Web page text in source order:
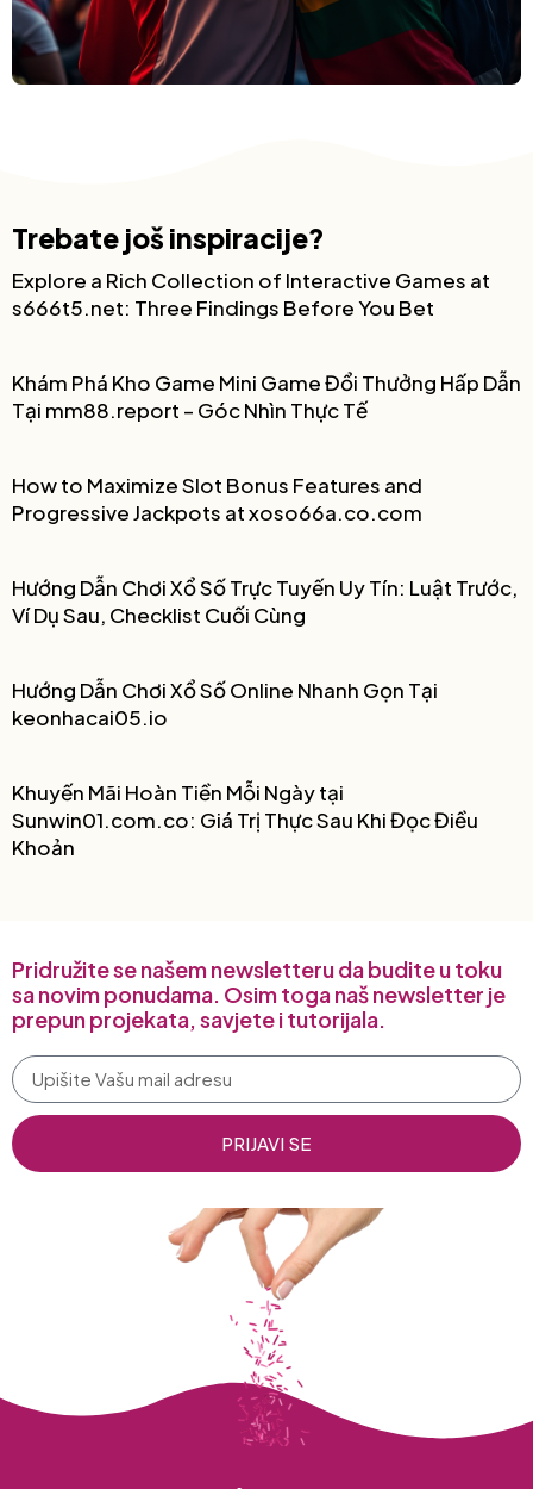
Trebate još inspiracije?
Explore a Rich Collection of Interactive Games at
s666t5.net: Three Findings Before You Bet
Khám Phá Kho Game Mini Game Đổi Thưởng Hấp Dẫn
Tại mm88.report – Góc Nhìn Thực Tế
How to Maximize Slot Bonus Features and
Progressive Jackpots at xoso66a.co.com
Hướng Dẫn Chơi Xổ Số Trực Tuyến Uy Tín: Luật Trước,
Ví Dụ Sau, Checklist Cuối Cùng
Hướng Dẫn Chơi Xổ Số Online Nhanh Gọn Tại
keonhacai05.io
Khuyến Mãi Hoàn Tiền Mỗi Ngày tại
Sunwin01.com.co: Giá Trị Thực Sau Khi Đọc Điều
Khoản
Pridružite se našem newsletteru da budite u toku
sa novim ponudama. Osim toga naš newsletter je
prepun projekata, savjete i tutorijala.
PRIJAVI SE